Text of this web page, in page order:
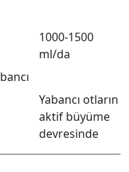
1000-1500
ml/da
Yabancı otların
aktif büyüme
devresinde